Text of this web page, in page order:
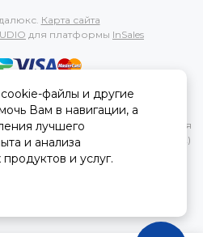
Карта сайта
для платформы InSales
информация, касающаяся
товаров и услуг, носит
при каких условиях не является
положениями Статьи 437(2)
кодекса РФ.
cookie-файлы и другие
Вам в навигации, а
лучшего
и анализа
и услуг.